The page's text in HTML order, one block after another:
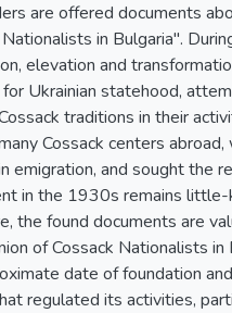
are offered documents
in Bulgaria".
elevation and
Ukrainian statehood,
traditions in their
Cossack centers
emigration, and sought the
in the 1930s remains little-
the found documents are
of Cossack Nationalists
date of foundation
regulated its activities,